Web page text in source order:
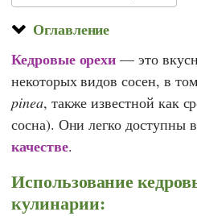
Оглавление
Кедровые орехи — это
некоторых видов сосен, в
pinea, также известной как
сосна). Они легко доступны
качестве.
Использование
кулинарии: